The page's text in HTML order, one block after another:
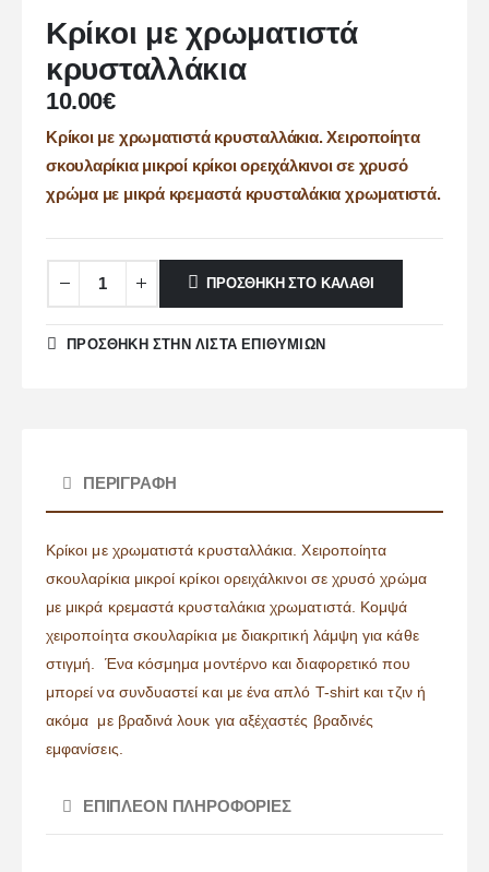
Κρίκοι με χρωματιστά
κρυσταλλάκια
10.00€
Κρίκοι με χρωματιστά κρυσταλλάκια. Χειροποίητα
σκουλαρίκια μικροί κρίκοι ορειχάλκινοι σε χρυσό
χρώμα με μικρά κρεμαστά κρυσταλάκια χρωματιστά.
ΠΡΟΣΘΉΚΗ ΣΤΟ ΚΑΛΆΘΙ
ΠΡΌΣΘΉΚΗ ΣΤΗΝ ΛΊΣΤΑ ΕΠΙΘΥΜΙΏΝ
ΠΕΡΙΓΡΑΦΉ
Κρίκοι με χρωματιστά κρυσταλλάκια. Χειροποίητα
σκουλαρίκια μικροί κρίκοι ορειχάλκινοι σε χρυσό χρώμα
με μικρά κρεμαστά κρυσταλάκια χρωματιστά. Κομψά
χειροποίητα σκουλαρίκια με διακριτική λάμψη για κάθε
στιγμή. Ένα κόσμημα μοντέρνο και διαφορετικό που
μπορεί να συνδυαστεί και με ένα απλό T-shirt και τζιν ή
ακόμα με βραδινά λουκ για αξέχαστές βραδινές
εμφανίσεις.
ΕΠΙΠΛΈΟΝ ΠΛΗΡΟΦΟΡΊΕΣ